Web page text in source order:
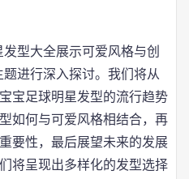
型大全展示可爱风格与创
进行深入探讨。我们将从
宝足球明星发型的流行趋势
如何与可爱风格相结合，再
要性，最后展望未来的发展
将呈现出多样化的发型选择